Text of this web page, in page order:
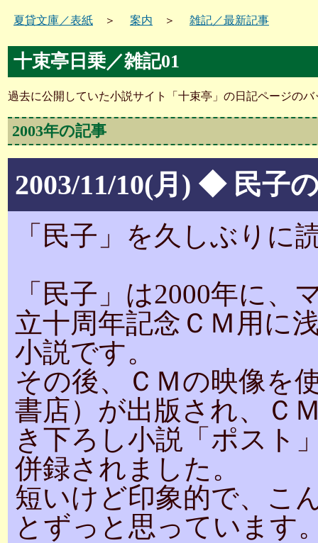
夏貸文庫／表紙 ＞ 案内 ＞ 雑記／最新記事
十束亭日乗／雑記01
過去に公開していた小説サイト「十束亭」の日記ページのバ
2003年の記事
2003/11/10(月) ◆ 民子
「民子」を久しぶりに
「民子」は2000年に
立十周年記念ＣＭ用に
小説です。
その後、ＣＭの映像を
書店）が出版され、Ｃ
き下ろし小説「ポスト
併録されました。
短いけど印象的で、こ
とずっと思っています